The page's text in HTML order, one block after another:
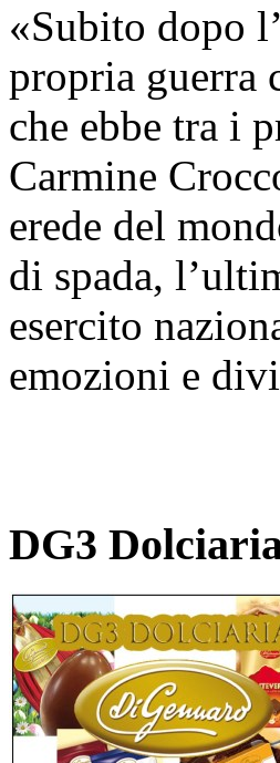
«Subito dopo
propria guerra
che ebbe tra i
Carmine
erede del
di spada,
esercito
emozioni e
DG3